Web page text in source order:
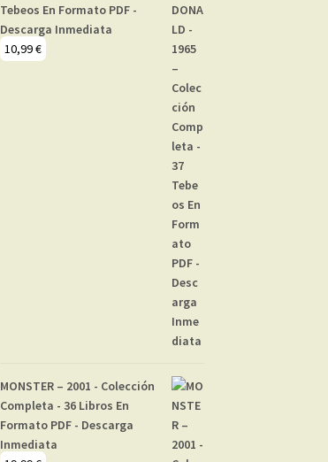
Tebeos En Formato PDF -
Descarga Inmediata
10,99€
MONSTER – 2001 - Colección
Completa - 36 Libros En
Formato PDF - Descarga
Inmediata